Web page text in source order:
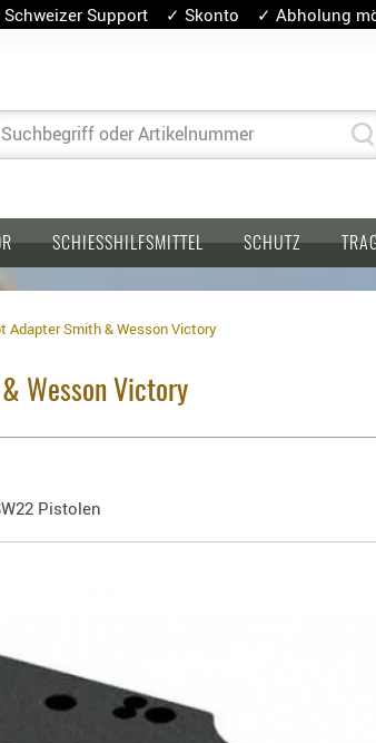
Support ✓ Skonto ✓ Abholung
Suchbegriff oder Artikelnummer
SCHIESSHILFSMITTEL SCHUTZ
Adapter Smith & Wesson Victory
Wesson Victory
Pistolen